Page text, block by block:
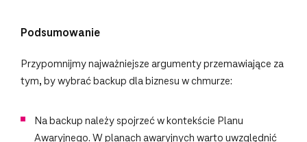
Podsumowanie
Przypomnijmy najważniejsze argumenty przemawiające za
tym, by wybrać backup dla biznesu w chmurze:
Na backup należy spojrzeć w kontekście Planu
Awaryjnego. W planach awaryjnych warto uwzględnić